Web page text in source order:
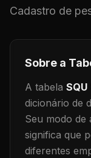
Cadastro de
Sobre a
A tabela SQU
dicionário de
Seu modo de
significa que
diferentes